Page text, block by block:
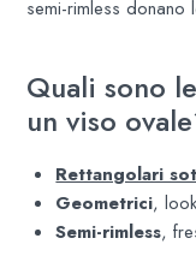
semi-rimless donano
Quali sono
un viso
Rettangolari
Geometrici,
Semi-rimless,